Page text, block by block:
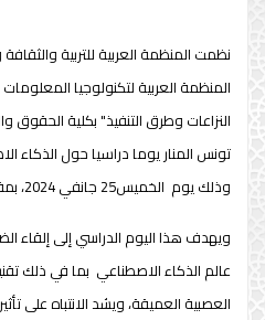
نظمت المنظمة العربية للتربية
المنظمة العربية لتكنولوجيا
النزاعات وطرق التنفيذ" بكلية
تونس المنار يوما دراسيا حول الذكاء
وذلك يوم الخميس25 جانفي 2024، بمقر الألكسو بتونس.
ويهدف هذا اليوم الدراسي إلى إلقاء
عالم الذكاء الاصطناعي بما في ذلك
العصبية العميقة، ويشد الانتباه على